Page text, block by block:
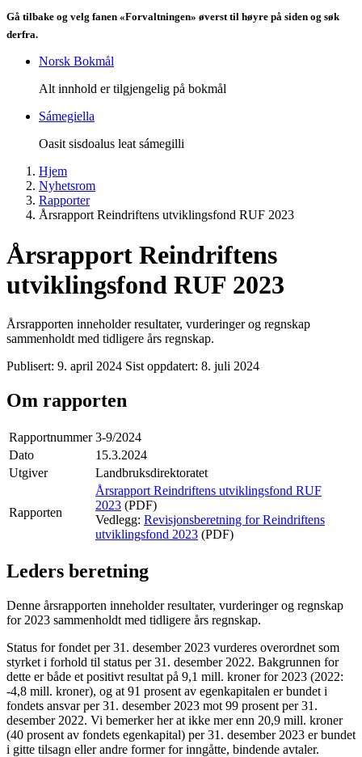
Gå tilbake og velg fanen «Forvaltningen» øverst til høyre på siden og søk
derfra.
Norsk Bokmål
Alt innhold er tilgjengelig på bokmål
Sámegiella
Oasit sisdoalus leat sámegilli
Hjem
Nyhetsrom
Rapporter
Årsrapport Reindriftens utviklingsfond RUF 2023
Årsrapport Reindriftens
utviklingsfond RUF 2023
Årsrapporten inneholder resultater, vurderinger og regnskap
sammenholdt med tidligere års regnskap.
Publisert: 9. april 2024 Sist oppdatert: 8. juli 2024
Om rapporten
Rapportnummer 3-9/2024
Dato
15.3.2024
Utgiver
Landbruksdirektoratet
Rapporten
Årsrapport Reindriftens utviklingsfond RUF
2023 (PDF)
Vedlegg: Revisjonsberetning for Reindriftens
utviklingsfond 2023 (PDF)
Leders beretning
Denne årsrapporten inneholder resultater, vurderinger og regnskap
for 2023 sammenholdt med tidligere års regnskap.
Status for fondet per 31. desember 2023 vurderes overordnet som
styrket i forhold til status per 31. desember 2022. Bakgrunnen for
dette er både et positivt resultat på 9,1 mill. kroner for 2023 (2022:
-4,8 mill. kroner), og at 91 prosent av egenkapitalen er bundet i
fondets ansvar per 31. desember 2023 mot 99 prosent per 31.
desember 2022. Vi bemerker her at ikke mer enn 20,9 mill. kroner
(40 prosent av fondets egenkapital) per 31. desember 2023 er bundet
i gitte tilsagn eller andre former for inngåtte, bindende avtaler.